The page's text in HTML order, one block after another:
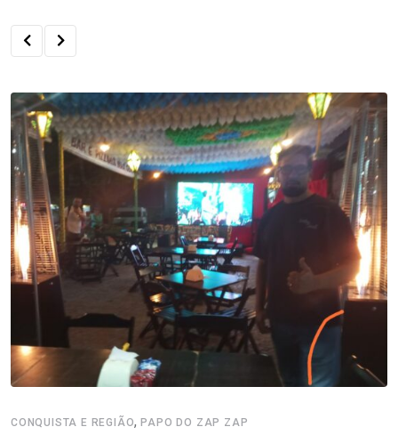
CONQUISTA E REGIÃO,PAPO DO ZAP ZAP